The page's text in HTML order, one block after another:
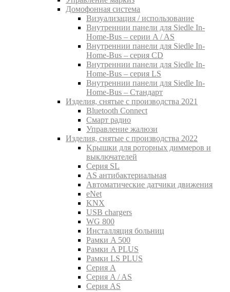
Домофонная система
Визуализация / использование
Внутреннии панели для Siedle In-
Home-Bus – серии A / AS
Внутреннии панели для Siedle In-
Home-Bus – серия CD
Внутреннии панели для Siedle In-
Home-Bus – серия LS
Внутреннии панели для Siedle In-
Home-Bus – Стандарт
Изделия, снятые с производства 2021
Bluetooth Connect
Смарт радио
Управление жалюзи
Изделия, снятые с производства 2022
Kрышки для роторных диммеров и
выключателей
Серия SL
AS антибактериальная
Aвтоматические датчики движения
eNet
KNX
USB chargers
WG 800
Инсталляция больниц
Рамки A 500
Рамки A PLUS
Рамки LS PLUS
Серия A
Серия A / AS
Серия AS